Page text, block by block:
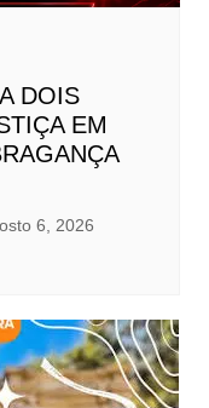
DOIS
EM
6, 2026